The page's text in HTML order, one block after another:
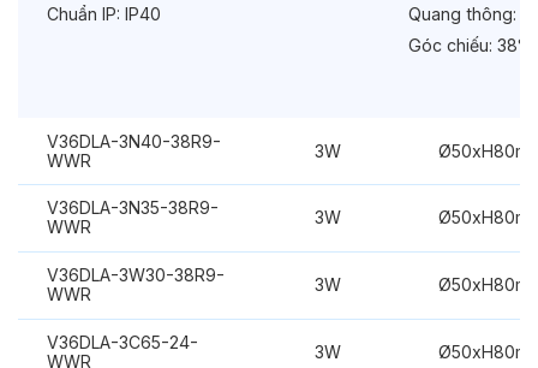
Chuẩn IP: IP40
Quang thông:
Góc chiếu: 38°
V36DLA-3N40-38R9-
WWR
3W
V36DLA-3N35-38R9-
WWR
3W
V36DLA-3W30-38R9-
WWR
3W
V36DLA-3C65-24-
WWR
3W